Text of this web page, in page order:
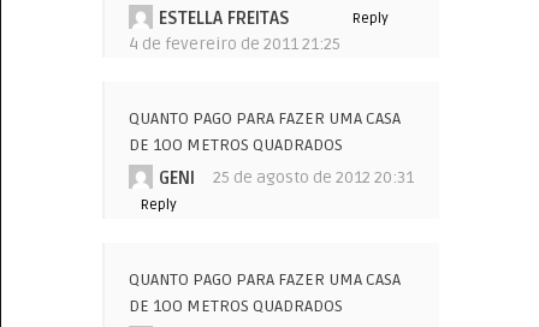
ESTELLA FREITAS
4 de fevereiro de 2011 21:25
Reply
QUANTO PAGO PARA FAZER UMA CASA
DE 1OO METROS QUADRADOS
GENI 25 de agosto de 2012 20:31
Reply
QUANTO PAGO PARA FAZER UMA CASA
DE 1OO METROS QUADRADOS